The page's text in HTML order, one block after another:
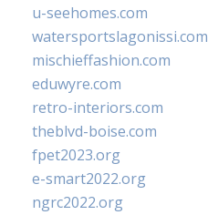
u-seehomes.com
watersportslagonissi.com
mischieffashion.com
eduwyre.com
retro-interiors.com
theblvd-boise.com
fpet2023.org
e-smart2022.org
ngrc2022.org